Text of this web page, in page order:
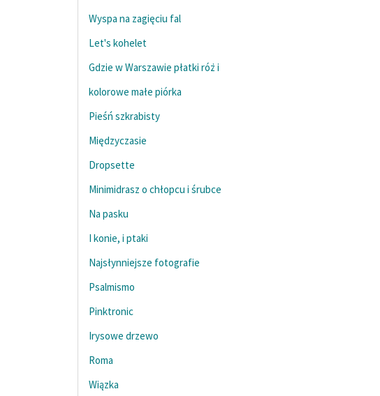
Wyspa na zagięciu fal
Let's kohelet
Gdzie w Warszawie płatki róż i
kolorowe małe piórka
Pieśń szkrabisty
Międzyczasie
Dropsette
Minimidrasz o chłopcu i śrubce
Na pasku
I konie, i ptaki
Najsłynniejsze fotografie
Psalmismo
Pinktronic
Irysowe drzewo
Roma
Wiązka